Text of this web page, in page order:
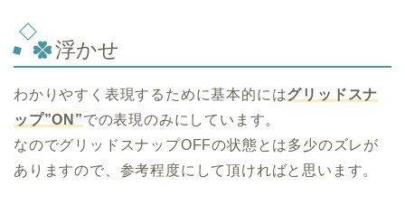
浮かせ
わかりやすく表現するために基本的にはグリッドスナ
ップ”ON”での表現のみにしています。
なのでグリッドスナップOFFの状態とは多少のズレが
ありますので、参考程度にして頂ければと思います。